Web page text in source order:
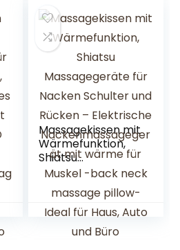
Nacken Schulter
massage zu Hause
Massagekissen mit
Wärmefunktion,
Shiatsu
Massagegeräte für
Nacken Schulter
und Rücken –
Elektrische
Nackenmassageg
erät mit wärme für